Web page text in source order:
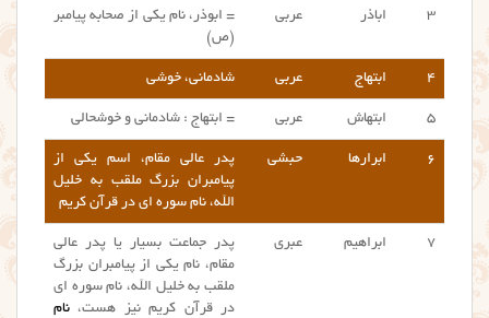
۳ اباذر عربی
= ابوذر، نام یکی از صحابه پیامبر
(ص)
۴ ابتهاج عربی شادمانی، خوشی
۵ ابتهاش عربی = ابتهاج : شادمانی و خوشحالی
۶ ابرارها حبشی
پدر عالی مقام، اسم یکی از
پیامبران بزرگ ملقب به خلیل
الله، نام سوره ای در قرآن کریم
۷ ابراهیم عبری
پدر جماعت بسیار یا پدر عالی
مقام، نام یکی از پیامبران بزرگ
ملقب به خلیل الله، نام سوره ای
در قرآن کریم نیز هست، نام